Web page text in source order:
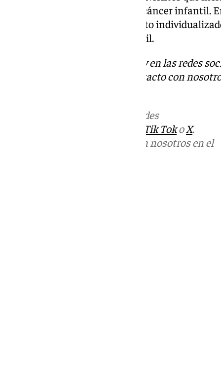
incluye un capítulo dedicado a cáncer infantil.
establecer el plan de seguimiento
supervivientes de cáncer infantil.
Descubre más noticias de 101Tv en las redes
. Puedes ponerte en contacto con
en las redes
Tik TokoX.
Puedes ponerte en contacto con nosotros en el